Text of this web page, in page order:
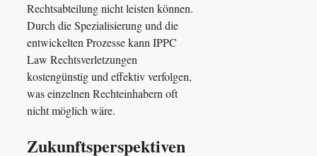
Rechtsabteilung nicht leisten können.
Durch die Spezialisierung und die
entwickelten Prozesse kann IPPC
Law Rechtsverletzungen
kostengünstig und effektiv verfolgen,
was einzelnen Rechteinhabern oft
nicht möglich wäre.
Zukunftsperspektiven